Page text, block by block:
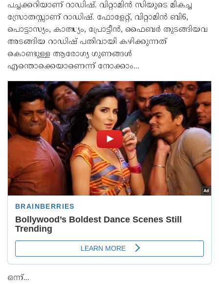
പച്ചക്കറിയാണ് റാഡിഷ്. വിറ്റാമിന്‍ സിയുടെ മികച്ച
സ്രോതസ്സാണ് റാഡിഷ്. ഫോളേറ്റ്, വിറ്റാമിന്‍ ബി6,
പൊട്ടാസ്യം, കാത്സ്യം, പ്രോട്ടീന്‍, ഫൈബര്‍ തുടങ്ങിയവ
അടങ്ങിയ റാഡിഷ് പതിവായി കഴിക്കുന്നത്
കൊണ്ടുള്ള ആരോഗ്യ ഗുണങ്ങള്‍
എന്തൊക്കെയാണെന്ന് നോക്കാം...
ഒന്ന്...